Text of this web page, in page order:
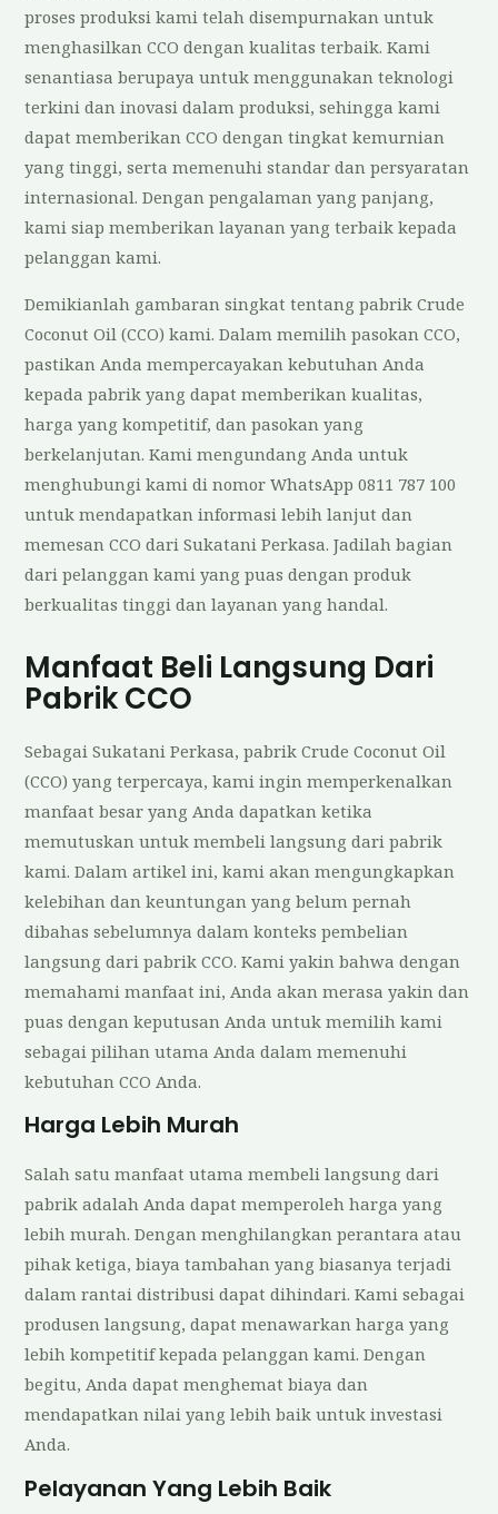
proses produksi kami telah disempurnakan untuk
menghasilkan CCO dengan kualitas terbaik. Kami
senantiasa berupaya untuk menggunakan teknologi
terkini dan inovasi dalam produksi, sehingga kami
dapat memberikan CCO dengan tingkat kemurnian
yang tinggi, serta memenuhi standar dan persyaratan
internasional. Dengan pengalaman yang panjang,
kami siap memberikan layanan yang terbaik kepada
pelanggan kami.
Demikianlah gambaran singkat tentang pabrik Crude
Coconut Oil (CCO) kami. Dalam memilih pasokan CCO,
pastikan Anda mempercayakan kebutuhan Anda
kepada pabrik yang dapat memberikan kualitas,
harga yang kompetitif, dan pasokan yang
berkelanjutan. Kami mengundang Anda untuk
menghubungi kami di nomor WhatsApp 0811 787 100
untuk mendapatkan informasi lebih lanjut dan
memesan CCO dari Sukatani Perkasa. Jadilah bagian
dari pelanggan kami yang puas dengan produk
berkualitas tinggi dan layanan yang handal.
Manfaat Beli Langsung Dari
Pabrik CCO
Sebagai Sukatani Perkasa, pabrik Crude Coconut Oil
(CCO) yang terpercaya, kami ingin memperkenalkan
manfaat besar yang Anda dapatkan ketika
memutuskan untuk membeli langsung dari pabrik
kami. Dalam artikel ini, kami akan mengungkapkan
kelebihan dan keuntungan yang belum pernah
dibahas sebelumnya dalam konteks pembelian
langsung dari pabrik CCO. Kami yakin bahwa dengan
memahami manfaat ini, Anda akan merasa yakin dan
puas dengan keputusan Anda untuk memilih kami
sebagai pilihan utama Anda dalam memenuhi
kebutuhan CCO Anda.
Harga Lebih Murah
Salah satu manfaat utama membeli langsung dari
pabrik adalah Anda dapat memperoleh harga yang
lebih murah. Dengan menghilangkan perantara atau
pihak ketiga, biaya tambahan yang biasanya terjadi
dalam rantai distribusi dapat dihindari. Kami sebagai
produsen langsung, dapat menawarkan harga yang
lebih kompetitif kepada pelanggan kami. Dengan
begitu, Anda dapat menghemat biaya dan
mendapatkan nilai yang lebih baik untuk investasi
Anda.
Pelayanan Yang Lebih Baik